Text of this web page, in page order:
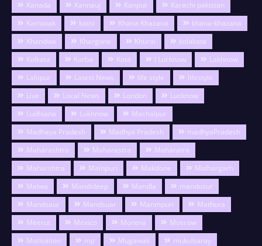
Kanada
Kannauj Kanpur
Karachi pakistan
Karnatak
katni Khana Khazana
khana-khazana
Khandwa
Khargone Khurai
kolakata
Kolkata
Korba Kota l Lucknow
Lakhnow
Lalitpur
Latest News life style
lifestyle
Live
Local News London
Lucknow
Ludhiana
Lukhnow
Machalpur
Madhaya Pradesh
Madhya Pradesh
madhyaPradesh
Maharashtra
Maharastra
Maharatra
Maharshtra
Mainpuri Makdone
Malhargarh
Malwa
Mandideep Mandla
mandosur
Mandsaur
Mandsuar Manmpuri
Mathura
Meerut
Mexico Morena
Moscow
Motivation
mp Mugawali
mukulsaray